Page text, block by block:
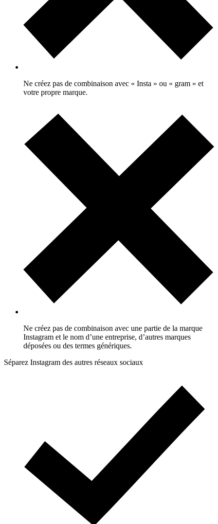
Ne créez pas de combinaison avec « Insta » ou « gram » et
votre propre marque.
Ne créez pas de combinaison avec une partie de la marque
Instagram et le nom d’une entreprise, d’autres marques
déposées ou des termes génériques.
Séparez Instagram des autres réseaux sociaux